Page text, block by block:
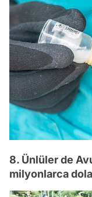
8. Ünlüler de
milyonlarca